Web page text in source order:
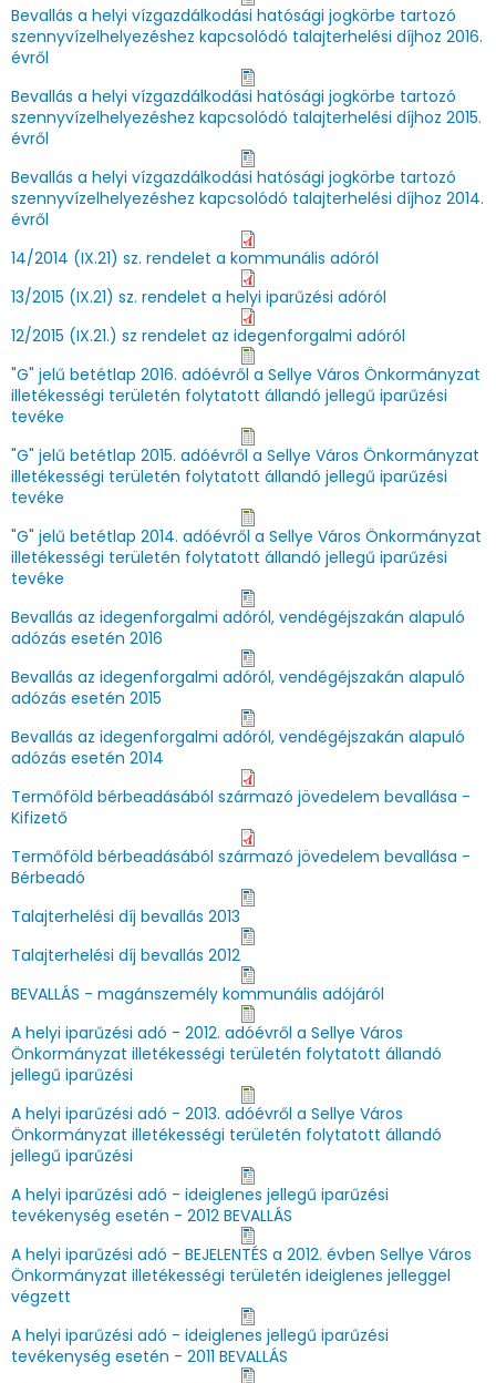
Bevallás a helyi vízgazdálkodási hatósági jogkörbe tartozó
szennyvízelhelyezéshez kapcsolódó talajterhelési díjhoz 2016.
évről
Bevallás a helyi vízgazdálkodási hatósági jogkörbe tartozó
szennyvízelhelyezéshez kapcsolódó talajterhelési díjhoz 2015.
évről
Bevallás a helyi vízgazdálkodási hatósági jogkörbe tartozó
szennyvízelhelyezéshez kapcsolódó talajterhelési díjhoz 2014.
évről
14/2014 (IX.21) sz. rendelet a kommunális adóról
13/2015 (IX.21) sz. rendelet a helyi iparűzési adóról
12/2015 (IX.21.) sz rendelet az idegenforgalmi adóról
"G" jelű betétlap 2016. adóévről a Sellye Város Önkormányzat
illetékességi területén folytatott állandó jellegű iparűzési
tevéke
"G" jelű betétlap 2015. adóévről a Sellye Város Önkormányzat
illetékességi területén folytatott állandó jellegű iparűzési
tevéke
"G" jelű betétlap 2014. adóévről a Sellye Város Önkormányzat
illetékességi területén folytatott állandó jellegű iparűzési
tevéke
Bevallás az idegenforgalmi adóról, vendégéjszakán alapuló
adózás esetén 2016
Bevallás az idegenforgalmi adóról, vendégéjszakán alapuló
adózás esetén 2015
Bevallás az idegenforgalmi adóról, vendégéjszakán alapuló
adózás esetén 2014
Termőföld bérbeadásából származó jövedelem bevallása -
Kifizető
Termőföld bérbeadásából származó jövedelem bevallása -
Bérbeadó
Talajterhelési díj bevallás 2013
Talajterhelési díj bevallás 2012
BEVALLÁS - magánszemély kommunális adójáról
A helyi iparűzési adó - 2012. adóévről a Sellye Város
Önkormányzat illetékességi területén folytatott állandó
jellegű iparűzési
A helyi iparűzési adó - 2013. adóévről a Sellye Város
Önkormányzat illetékességi területén folytatott állandó
jellegű iparűzési
A helyi iparűzési adó - ideiglenes jellegű iparűzési
tevékenység esetén - 2012 BEVALLÁS
A helyi iparűzési adó - BEJELENTÉS a 2012. évben Sellye Város
Önkormányzat illetékességi területén ideiglenes jelleggel
végzett
A helyi iparűzési adó - ideiglenes jellegű iparűzési
tevékenység esetén - 2011 BEVALLÁS